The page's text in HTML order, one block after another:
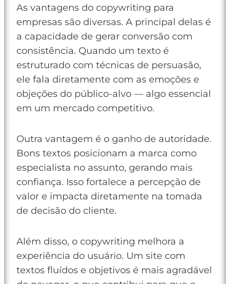
As vantagens do copywriting para
empresas são diversas. A principal delas é
a capacidade de gerar conversão com
consistência. Quando um texto é
estruturado com técnicas de persuasão,
ele fala diretamente com as emoções e
objeções do público-alvo — algo essencial
em um mercado competitivo.
Outra vantagem é o ganho de autoridade.
Bons textos posicionam a marca como
especialista no assunto, gerando mais
confiança. Isso fortalece a percepção de
valor e impacta diretamente na tomada
de decisão do cliente.
Além disso, o copywriting melhora a
experiência do usuário. Um site com
textos fluídos e objetivos é mais agradável